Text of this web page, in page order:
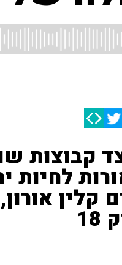
קבוצות
לחיות
קלין